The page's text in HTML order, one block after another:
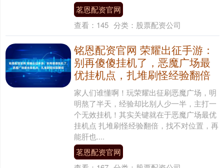
茗恩配资官网
查看： 145 分类： 股票配资公司
铭恩配资官网 荣耀出征手游：
别再傻傻挂机了，恶魔广场最
优挂机点，扎堆刷怪经验翻倍
家人们谁懂啊！玩荣耀出征刷恶魔广场，明
明熬了半天，经验却比别人少一半，主打一
个无效挂机！其实关键就在于恶魔广场最优
挂机点 扎堆刷怪经验翻倍，找不对位置，再
能肝也....
茗恩配资官网